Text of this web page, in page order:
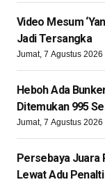
Video Mesum
Jadi Tersangka
Jumat, 7 Agustus 2026
Heboh Ada
Ditemukan 995
Jumat, 7 Agustus 2026
Persebaya Juara
Lewat Adu